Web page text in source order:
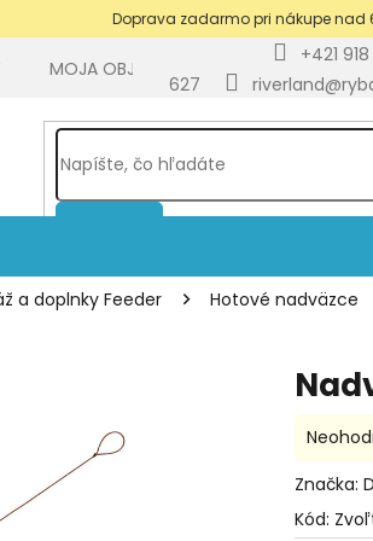
Doprava zadarmo pri nákupe nad
+421
627
MOJA OBJEDNÁVKA BLOG
a doplnky Feeder Hotové nadväzce
Kód:
0,0
Značka: